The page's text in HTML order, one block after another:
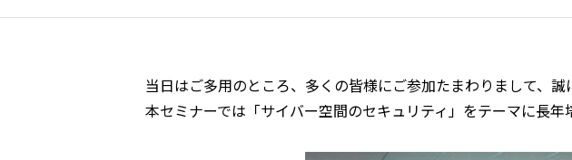
当日はご多用のところ、多くの皆様にご参加たまわりまして、誠
本セミナーでは「サイバー空間のセキュリティ」をテーマに長年